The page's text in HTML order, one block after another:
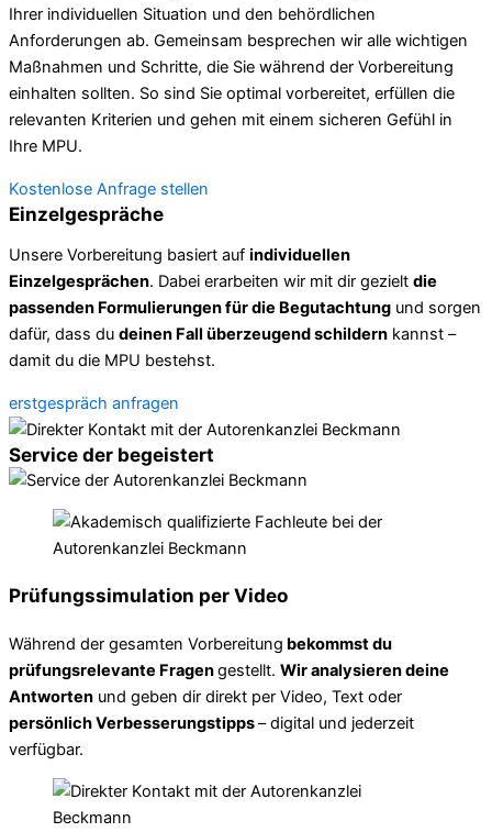
Ihrer individuellen Situation und den behördlichen
Anforderungen ab. Gemeinsam besprechen wir alle wichtigen
Maßnahmen und Schritte, die Sie während der Vorbereitung
einhalten sollten. So sind Sie optimal vorbereitet, erfüllen die
relevanten Kriterien und gehen mit einem sicheren Gefühl in
Ihre MPU.
Kostenlose Anfrage stellen
Einzelgespräche
Unsere Vorbereitung basiert auf individuellen
Einzelgesprächen. Dabei erarbeiten wir mit dir gezielt die
passenden Formulierungen für die Begutachtung und sorgen
dafür, dass du deinen Fall überzeugend schildern kannst –
damit du die MPU bestehst.
erstgespräch anfragen
Service der begeistert
Prüfungssimulation per Video
Während der gesamten Vorbereitung bekommst du
prüfungsrelevante Fragengestellt. Wir analysieren deine
Antworten und geben dir direkt per Video, Text oder
persönlich Verbesserungstipps– digital und jederzeit
verfügbar.